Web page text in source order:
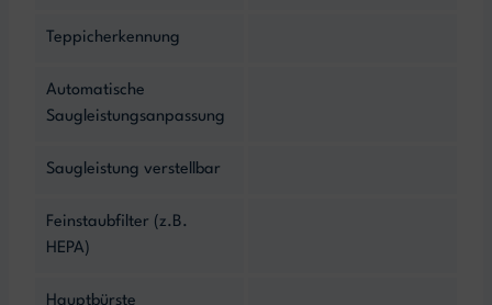
Teppicherkennung
Automatische
Saugleistungsanpassung
Saugleistung verstellbar
Feinstaubfilter (z.B.
HEPA)
Hauptbürste